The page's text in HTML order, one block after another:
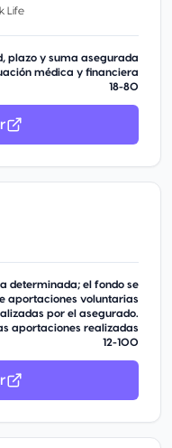
Life
plazo y suma asegurada
médica y financiera
18-80
determinada; el fondo se
aportaciones voluntarias
por el asegurado.
aportaciones realizadas
12-100